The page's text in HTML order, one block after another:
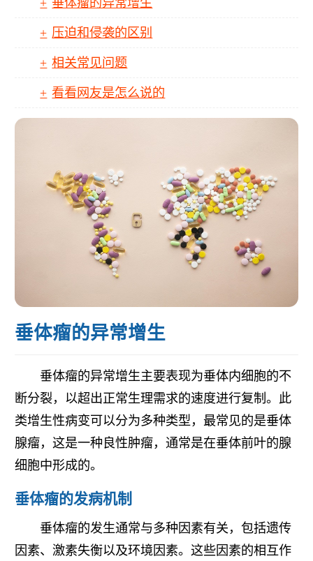
垂体瘤的异常增生
压迫和侵袭的区别
相关常见问题
看看网友是怎么说的
垂体瘤的异常增生
垂体瘤的异常增生主要表现为垂体内细胞的不
断分裂，以超出正常生理需求的速度进行复制。此
类增生性病变可以分为多种类型，最常见的是垂体
腺瘤，这是一种良性肿瘤，通常是在垂体前叶的腺
细胞中形成的。
垂体瘤的发病机制
垂体瘤的发生通常与多种因素有关，包括遗传
因素、激素失衡以及环境因素。这些因素的相互作